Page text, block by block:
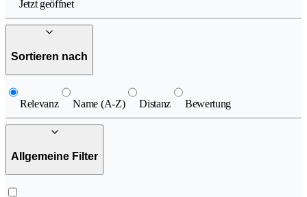
Jetzt geöffnet
Sortieren nach
Relevanz Name (A-Z) Distanz Bewertung
Allgemeine Filter